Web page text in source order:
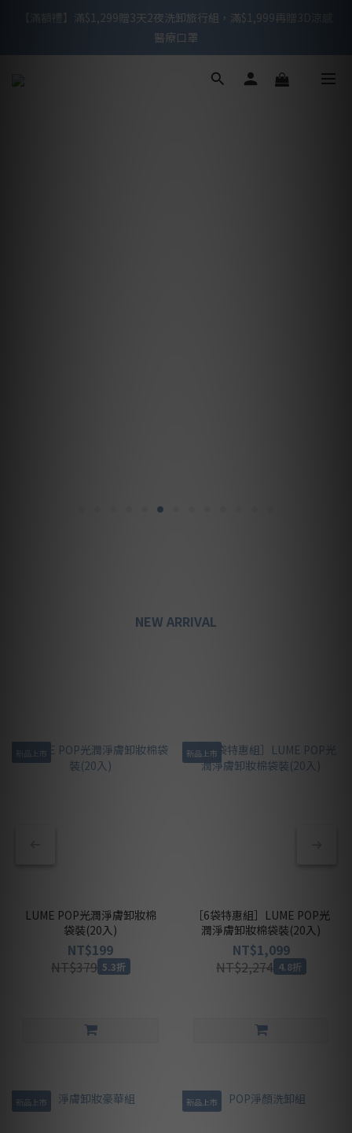
【滿額禮】滿$1,299贈3天2夜洗卸旅行組，滿$1,999再贈3D涼感
醫療口罩
【滿額禮】滿$1,299贈3天2夜洗卸旅行組，滿$1,999再贈3D涼感
醫療口罩
滿$999免運 / 週一至週五下午2點前下單，可於當天快速出貨
NEW ARRIVAL
新品上市
LUME POP光潤淨膚卸妝棉
袋裝(20入)
NT$199
NT$379 5.3折
新品上市
［6袋特惠組］LUME POP光
潤淨膚卸妝棉袋裝(20入)
NT$1,099
NT$2,274 4.8折
新品上市 新品上市